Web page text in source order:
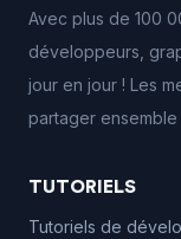
Avec plus de 100
développeurs,
jour en jour ! Les
partager
TUTORIELS
Tutoriels de